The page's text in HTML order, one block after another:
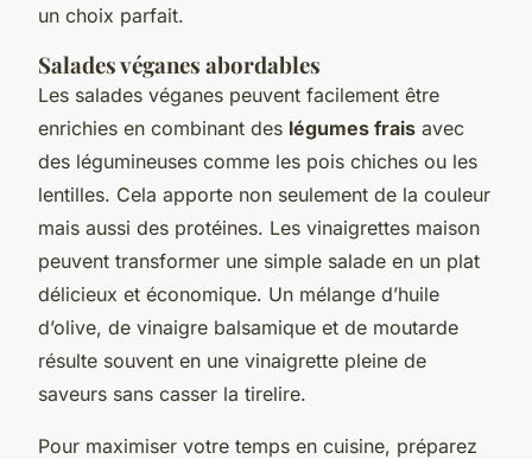
un choix parfait.
Salades véganes abordables
Les salades véganes peuvent facilement être
enrichies en combinant des légumes frais avec
des légumineuses comme les pois chiches ou les
lentilles. Cela apporte non seulement de la couleur
mais aussi des protéines. Les vinaigrettes maison
peuvent transformer une simple salade en un plat
délicieux et économique. Un mélange d’huile
d’olive, de vinaigre balsamique et de moutarde
résulte souvent en une vinaigrette pleine de
saveurs sans casser la tirelire.
Pour maximiser votre temps en cuisine, préparez